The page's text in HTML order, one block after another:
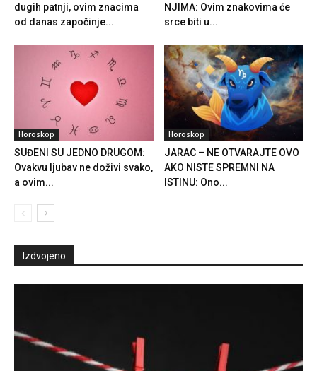
dugih patnji, ovim znacima
od danas započinje...
NJIMA: Ovim znakovima će
srce biti u...
Horoskop
SUĐENI SU JEDNO DRUGOM:
Ovakvu ljubav ne doživi svako,
a ovim...
Horoskop
JARAC – NE OTVARAJTE OVO
AKO NISTE SPREMNI NA
ISTINU: Ono...
Izdvojeno